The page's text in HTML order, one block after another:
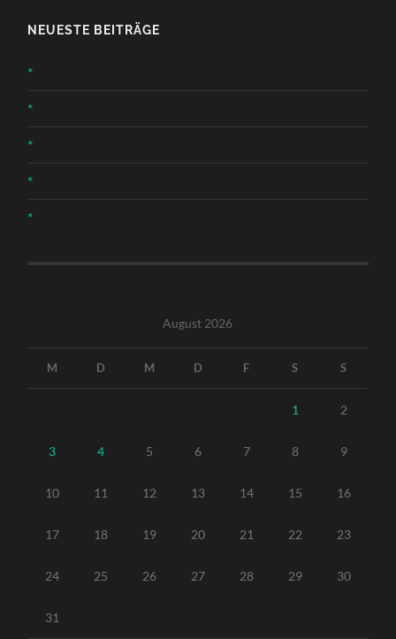
NEUESTE BEITRÄGE
*
*
*
*
*
August 2026
M D M D F S S
1 2
3 4 5 6 7 8 9
10 11 12 13 14 15 16
17 18 19 20 21 22 23
24 25 26 27 28 29 30
31